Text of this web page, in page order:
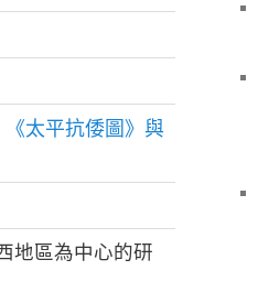
太平抗倭圖》與
地區為中心的研